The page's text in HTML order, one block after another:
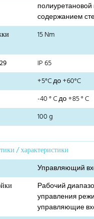
содержанием
15 Nm
IP 65
+5°C до +60°C
-40 ° C до +85 ° C
100 g
/ характеристики
Управляющий
Рабочий
управления
управляющие